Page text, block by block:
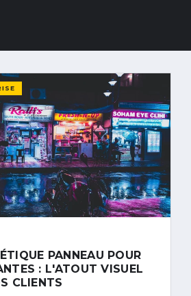
PANNEAU POUR
: L'ATOUT VISUEL
CLIENTS